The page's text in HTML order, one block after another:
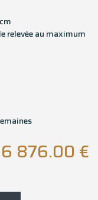
relevée au maximum
6 876.00 €